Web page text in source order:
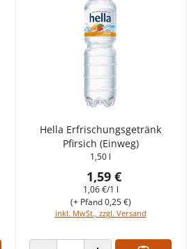
Hella Erfrischungsgetränk
Pfirsich (Einweg)
1,50 l
1,59 €
1,06 €/1 l
inkl. MwSt., zzgl. Versand
(+ Pfand 0,25 €)